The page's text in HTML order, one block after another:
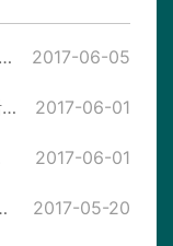
岳阳县中洲乡农村党员干部现代远程教育2017年6月学习计划 2017-06-05
中洲乡2017年“六·五”环境日宣传活动方案 2017-06-01
2017-06-01
领导小组的通知 2017-05-20